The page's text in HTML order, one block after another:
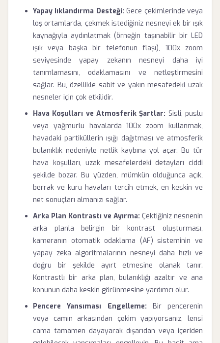
Yapay Iıklandırma Desteği: Gece çekimlerinde veya
loş ortamlarda, çekmek istediğiniz nesneyi ek bir ışık
kaynağıyla aydınlatmak (örneğin taşınabilir bir LED
ışık veya başka bir telefonun flaşı), 100x zoom
seviyesinde yapay zekanın nesneyi daha iyi
tanımlamasını, odaklamasını ve netleştirmesini
sağlar. Bu, özellikle sabit ve yakın mesafedeki uzak
nesneler için çok etkilidir.
Hava Koşulları ve Atmosferik Şartlar: Sisli, puslu
veya yağmurlu havalarda 100x zoom kullanmak,
havadaki partiküllerin ışığı dağıtması ve atmosferik
bulanıklık nedeniyle netlik kaybına yol açar. Bu tür
hava koşulları, uzak mesafelerdeki detayları ciddi
şekilde bozar. Bu yüzden, mümkün olduğunca açık,
berrak ve kuru havaları tercih etmek, en keskin ve
net sonuçları almanızı sağlar.
Arka Plan Kontrastı ve Ayırma: Çektiğiniz nesnenin
arka planla belirgin bir kontrast oluşturması,
kameranın otomatik odaklama (AF) sisteminin ve
yapay zeka algoritmalarının nesneyi daha hızlı ve
doğru bir şekilde ayırt etmesine olanak tanır.
Kontrastlı bir arka plan, bulanıklığı azaltır ve ana
konunun daha keskin görünmesine yardımcı olur.
Pencere Yansıması Engelleme: Bir pencerenin
veya camın arkasından çekim yapıyorsanız, lensi
cama tamamen dayayarak dışarıdan veya içeriden